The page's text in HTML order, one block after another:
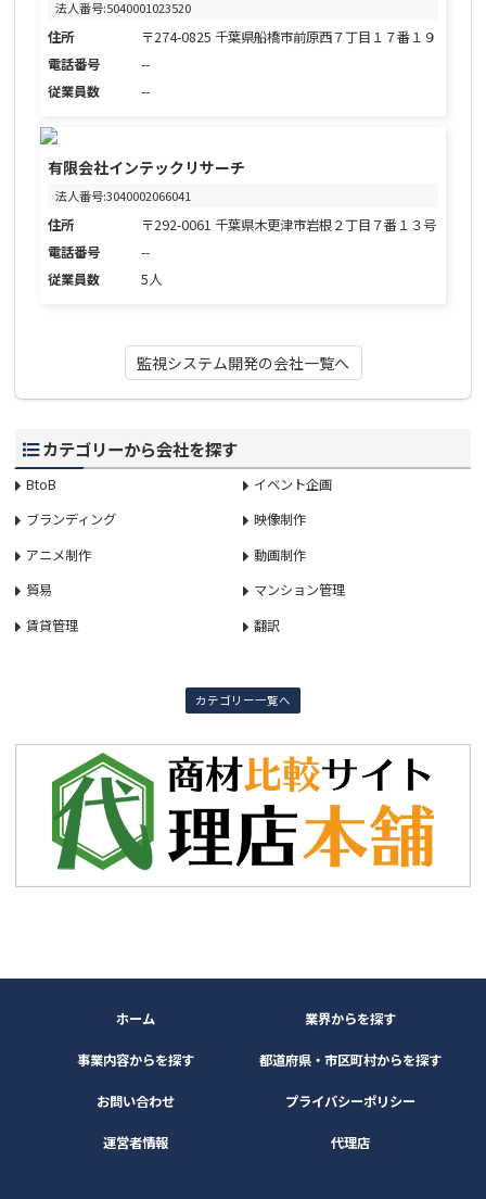
法人番号:5040001023520
住所
〒274-0825 千葉県船橋市前原西７丁目１７番１９
電話番号
--
従業員数
--
有限会社インテックリサーチ
法人番号:3040002066041
住所
〒292-0061 千葉県木更津市岩根２丁目７番１３号
電話番号
--
従業員数
5人
監視システム開発の会社一覧へ
カテゴリーから会社を探す
BtoB
イベント企画
ブランディング
映像制作
アニメ制作
動画制作
貿易
マンション管理
賃貸管理
翻訳
カテゴリー一覧へ
ホーム 業界からを探す
事業内容からを探す 都道府県・市区町村からを探す
お問い合わせ プライバシーポリシー
運営者情報 代理店